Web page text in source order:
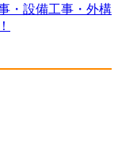
・設備工事・外構